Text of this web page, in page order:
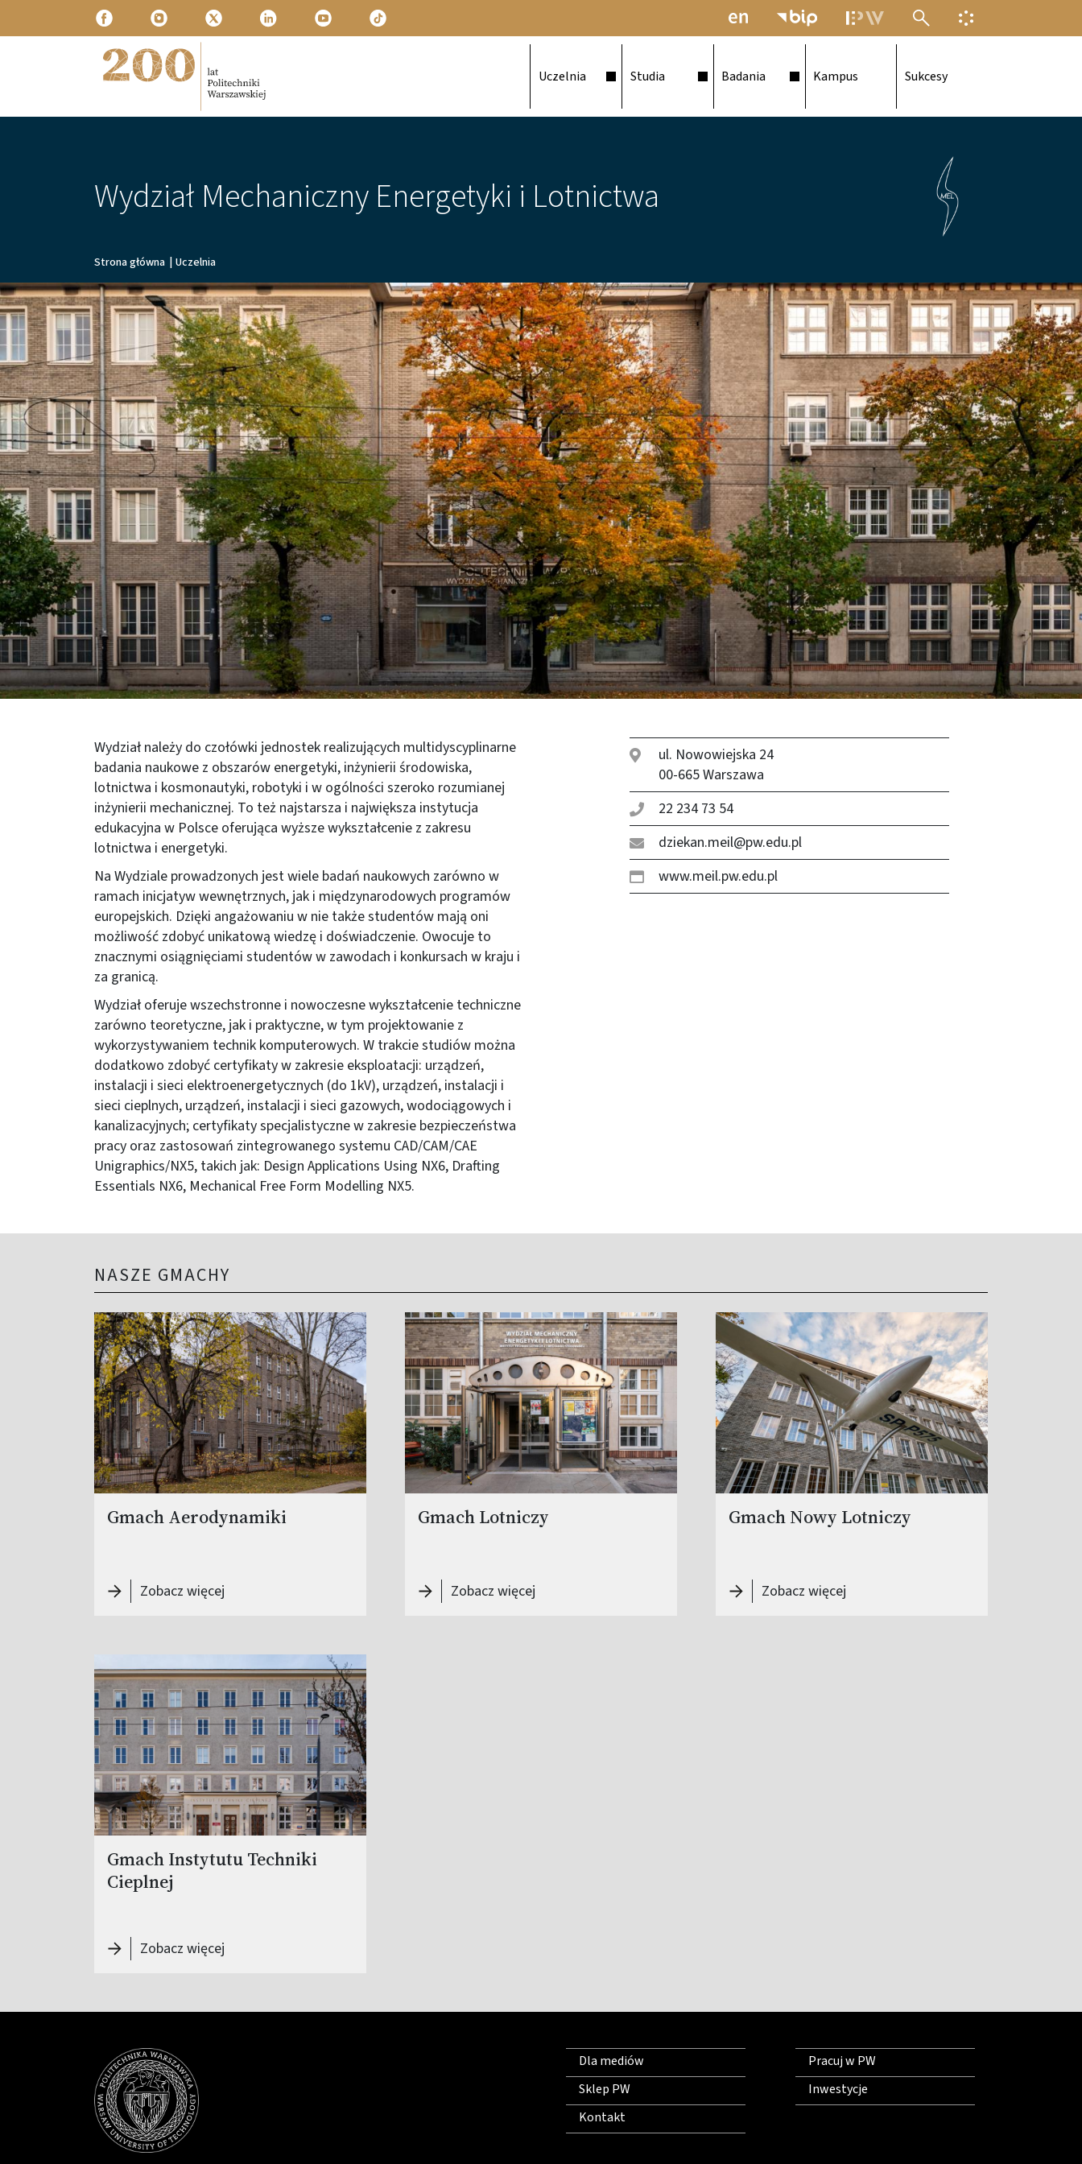
Przejdź do treści
MENU ELEKTRONICZNEJINFORMACJA O
Uczelnia Studia Badania Kampus Sukcesy
Wydział Mechaniczny Energetyki i Lotnictwa
Ścieżka nawigacyjna
Strona główna Uczelnia
Wydział należy do czołówki jednostek realizujących multidyscyplinarne
badania naukowe z obszarów energetyki, inżynierii środowiska,
lotnictwa i kosmonautyki, robotyki i w ogólności szeroko rozumianej
inżynierii mechanicznej. To też najstarsza i największa instytucja
edukacyjna w Polsce oferująca wyższe wykształcenie z zakresu
lotnictwa i energetyki.
Na Wydziale prowadzonych jest wiele badań naukowych zarówno w
ramach inicjatyw wewnętrznych, jak i międzynarodowych programów
europejskich. Dzięki angażowaniu w nie także studentów mają oni
możliwość zdobyć unikatową wiedzę i doświadczenie. Owocuje to
znacznymi osiągnięciami studentów w zawodach i konkursach w kraju i
za granicą.
Wydział oferuje wszechstronne i nowoczesne wykształcenie techniczne
zarówno teoretyczne, jak i praktyczne, w tym projektowanie z
wykorzystywaniem technik komputerowych. W trakcie studiów można
dodatkowo zdobyć certyfikaty w zakresie eksploatacji: urządzeń,
instalacji i sieci elektroenergetycznych (do 1kV), urządzeń, instalacji i
sieci cieplnych, urządzeń, instalacji i sieci gazowych, wodociągowych i
kanalizacyjnych; certyfikaty specjalistyczne w zakresie bezpieczeństwa
pracy oraz zastosowań zintegrowanego systemu CAD/CAM/CAE
Unigraphics/NX5, takich jak: Design Applications Using NX6, Drafting
Essentials NX6, Mechanical Free Form Modelling NX5.
ul. Nowowiejska 24
00-665 Warszawa
22 234 73 54
dziekan.meil@pw.edu.pl
www.meil.pw.edu.pl
NASZE GMACHY
Gmach Aerodynamiki
Zobacz więcej-
Gmach Lotniczy
Zobacz więcej-
Gmach Nowy Lotniczy
Zobacz więcej-
Gmach Instytutu Techniki
Cieplnej
Zobacz więcej-
Dla mediów
Sklep PW
Kontakt
Pracuj w PW
Inwestycje